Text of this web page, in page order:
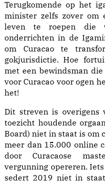
Terugkomende op het
minister zelfs zover om
leven te roepen die
onderrichten in de
om Curacao te
gokjurisdictie. Hoe
met een bewindsman
voor Curacao voor ogen
het!
Dit streven is overigens
toezicht houdende
Board) niet in staat is om
meer dan 15.000 online
door Curacaose
vergunning opereren.
sedert 2019 niet in